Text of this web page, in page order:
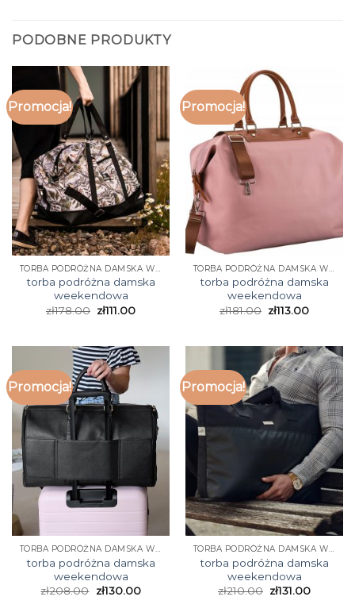
PODOBNE PRODUKTY
Promocja!
TORBA PODRÓŻNA DAMSKA WEEKENDOWA
torba podróżna damska
weekendowa
zł178.00 zł111.00
Promocja!
TORBA PODRÓŻNA DAMSKA WEEKENDOWA
torba podróżna damska
weekendowa
zł181.00 zł113.00
Promocja!
TORBA PODRÓŻNA DAMSKA WEEKENDOWA
torba podróżna damska
weekendowa
zł208.00 zł130.00
Promocja!
TORBA PODRÓŻNA DAMSKA WEEKENDOWA
torba podróżna damska
weekendowa
zł210.00 zł131.00